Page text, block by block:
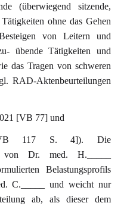
(überwiegend sitzende,
ohne das Gehen
von Leitern und
übende Tätigkeiten und
das Tragen von schweren
RAD-Aktenbeurteilungen
[VB 77] und
117 S. 4]). Die
von Dr. med. H._____
Belastungsprofils
C._____ und weicht nur
ab, als dieser dem